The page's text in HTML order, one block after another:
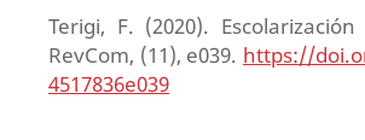
Terigi, F. (2020).
RevCom, (11), e039. https://
4517836e039